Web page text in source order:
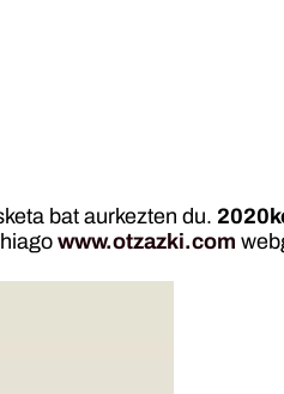
bat aurkezten du.
www.otzazki.com